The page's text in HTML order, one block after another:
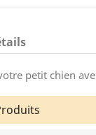
petit chien